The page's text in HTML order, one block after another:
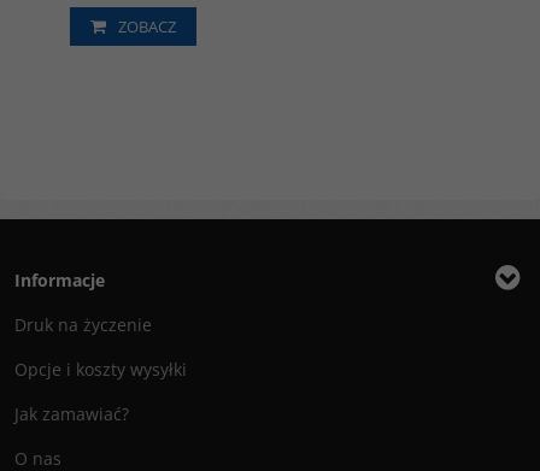
ZOBACZ
Informacje
Druk na życzenie
Opcje i koszty wysyłki
Jak zamawiać?
O nas